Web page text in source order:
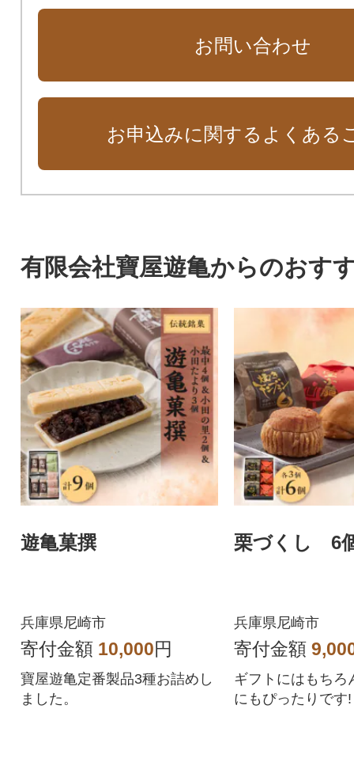
お問い合わせ
お申込みに関するよくある
有限会社寶屋遊亀からのおす
遊亀菓撰
兵庫県尼崎市
寄付金額 10,000円
寶屋遊亀定番製品3種お詰めし
ました。
栗づくし 6
兵庫県尼崎市
寄付金額
ギフトにはもちろ
にもぴったりです!